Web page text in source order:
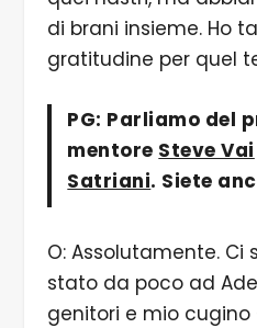
di brani insieme. Ho
gratitudine per quel
PG: Parliamo del
mentore Steve Vai
Satriani. Siete
O: Assolutamente. Ci
stato da poco ad
genitori e mio